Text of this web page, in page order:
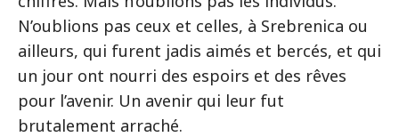
N’oublions pas ceux et celles, à Srebrenica ou
ailleurs, qui furent jadis aimés et bercés, et qui
un jour ont nourri des espoirs et des rêves
pour l’avenir. Un avenir qui leur fut
brutalement arraché.